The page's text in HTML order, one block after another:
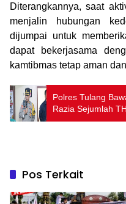
Diterangkannya, saat
menjalin hubungan
dijumpai untuk
dapat bekerjasama
kamtibmas tetap aman
Polres Tulang
Razia Sejumlah
Pos Terkait